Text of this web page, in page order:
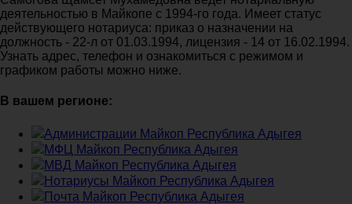
деятельностью в Майкопе с 1994-го года. Имеет статус
действующего нотариуса: приказ о назначении на
должность - 22-л от 01.03.1994, лицензия - 14 от 16.02.1994.
Узнать адрес, телефон и ознакомиться с режимом и
графиком работы можно ниже.
В вашем регионе:
Администрации Майкоп Республика Адыгея
МФЦ Майкоп Республика Адыгея
МВД Майкоп Республика Адыгея
Нотариусы Майкоп Республика Адыгея
Почта Майкоп Республика Адыгея